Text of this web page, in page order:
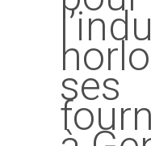
ses